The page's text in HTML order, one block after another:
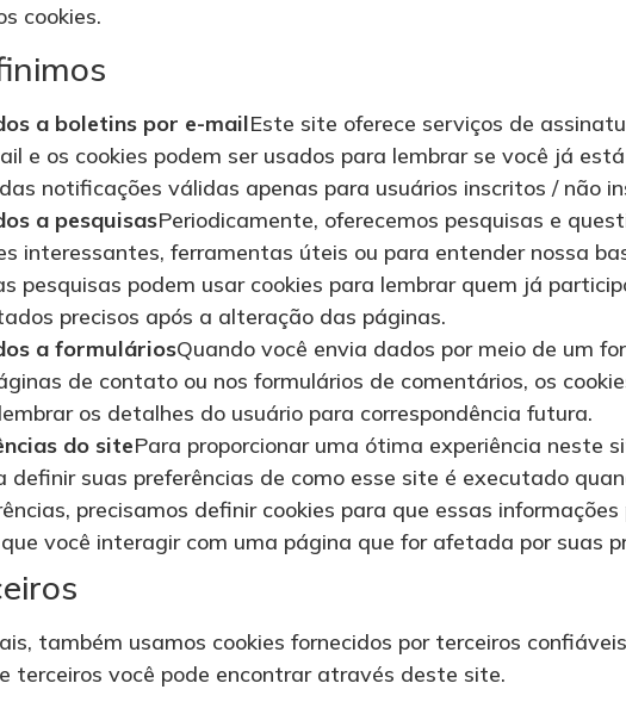
cookies.
a boletins por e-mailEste site oferece serviços de
e os cookies podem ser usados ​​para lembrar se você já
notificações válidas apenas para usuários inscritos / não
a pesquisasPeriodicamente, oferecemos pesquisas e
interessantes, ferramentas úteis ou para entender nossa
pesquisas podem usar cookies para lembrar quem já
precisos após a alteração das páginas.
a formuláriosQuando você envia dados por meio de um
de contato ou nos formulários de comentários, os
os detalhes do usuário para correspondência futura.
do sitePara proporcionar uma ótima experiência neste
definir suas preferências de como esse site é executado
precisamos definir cookies para que essas informações
você interagir com uma página que for afetada por suas
também usamos cookies fornecidos por terceiros
terceiros você pode encontrar através deste site.